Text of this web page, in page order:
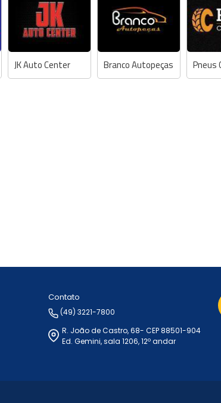
JK Auto Center Branco Autopeças
Contato
(49) 3221-7800
R. João de Castro, 68- CEP 88501-904
Ed. Gemini, sala 1206, 12º andar